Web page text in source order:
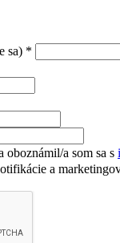
sa) *
oboznámil/a som sa s
a